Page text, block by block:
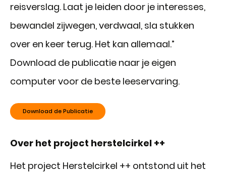
reisverslag. Laat je leiden door je interesses,
bewandel zijwegen, verdwaal, sla stukken
over en keer terug. Het kan allemaal.”
Download de publicatie naar je eigen
computer voor de beste leeservaring.
Download de Publicatie
Over het project herstelcirkel ++
Het project Herstelcirkel ++ ontstond uit het